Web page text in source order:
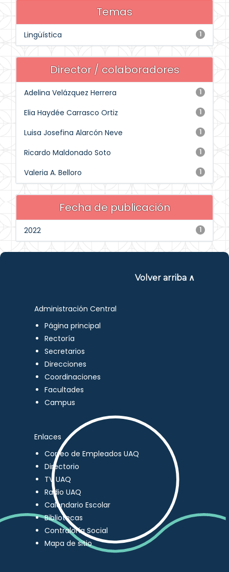
Temas
1
Lingüística
Director / colaboradores
1
Adelina Velázquez Herrera
1
Elia Haydée Carrasco Ortiz
1
Luisa Josefina Alarcón Neve
1
Ricardo Maldonado Soto
1
Valeria A. Belloro
Fecha de publicación
1
2022
Volver arriba ∧
Administración Central
Página principal
Rectoría
Secretarios
Direcciones
Coordinaciones
Facultades
Campus
Enlaces
Correo de Empleados UAQ
Directorio
TV UAQ
Radio UAQ
Calendario Escolar
Bibliotecas
Contraloría Social
Mapa de sitio